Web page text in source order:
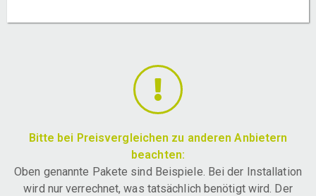
Bitte bei Preisvergleichen zu anderen Anbietern
beachten:
Oben genannte Pakete sind Beispiele. Bei der Installation
wird nur verrechnet, was tatsächlich benötigt wird. Der